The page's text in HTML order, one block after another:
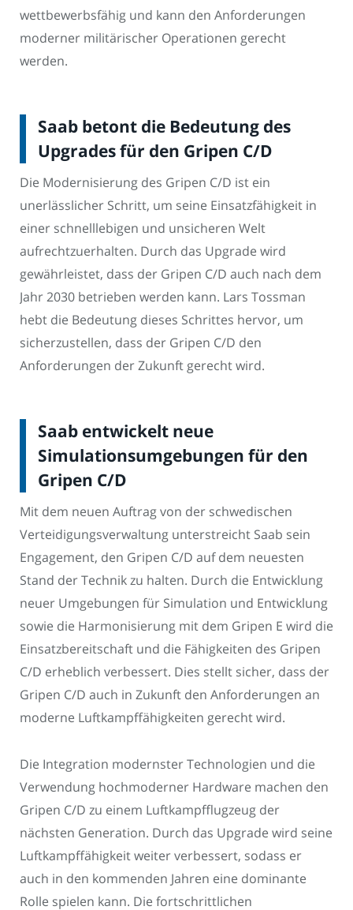
wettbewerbsfähig und kann den Anforderungen
moderner militärischer Operationen gerecht
werden.
Saab betont die Bedeutung des
Upgrades für den Gripen C/D
Die Modernisierung des Gripen C/D ist ein
unerlässlicher Schritt, um seine Einsatzfähigkeit in
einer schnelllebigen und unsicheren Welt
aufrechtzuerhalten. Durch das Upgrade wird
gewährleistet, dass der Gripen C/D auch nach dem
Jahr 2030 betrieben werden kann. Lars Tossman
hebt die Bedeutung dieses Schrittes hervor, um
sicherzustellen, dass der Gripen C/D den
Anforderungen der Zukunft gerecht wird.
Saab entwickelt neue
Simulationsumgebungen für den
Gripen C/D
Mit dem neuen Auftrag von der schwedischen
Verteidigungsverwaltung unterstreicht Saab sein
Engagement, den Gripen C/D auf dem neuesten
Stand der Technik zu halten. Durch die Entwicklung
neuer Umgebungen für Simulation und Entwicklung
sowie die Harmonisierung mit dem Gripen E wird die
Einsatzbereitschaft und die Fähigkeiten des Gripen
C/D erheblich verbessert. Dies stellt sicher, dass der
Gripen C/D auch in Zukunft den Anforderungen an
moderne Luftkampffähigkeiten gerecht wird.
Die Integration modernster Technologien und die
Verwendung hochmoderner Hardware machen den
Gripen C/D zu einem Luftkampfflugzeug der
nächsten Generation. Durch das Upgrade wird seine
Luftkampffähigkeit weiter verbessert, sodass er
auch in den kommenden Jahren eine dominante
Rolle spielen kann. Die fortschrittlichen